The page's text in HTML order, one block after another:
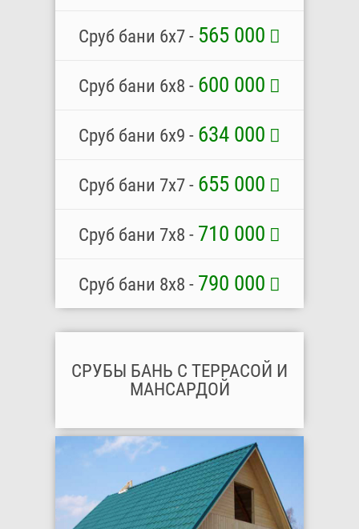
Сруб бани 6х7 - 565 000
Сруб бани 6х8 - 600 000
Сруб бани 6х9 - 634 000
Сруб бани 7х7 - 655 000
Сруб бани 7х8 - 710 000
Сруб бани 8х8 - 790 000
СРУБЫ БАНЬ С ТЕРРАСОЙ И
МАНСАРДОЙ